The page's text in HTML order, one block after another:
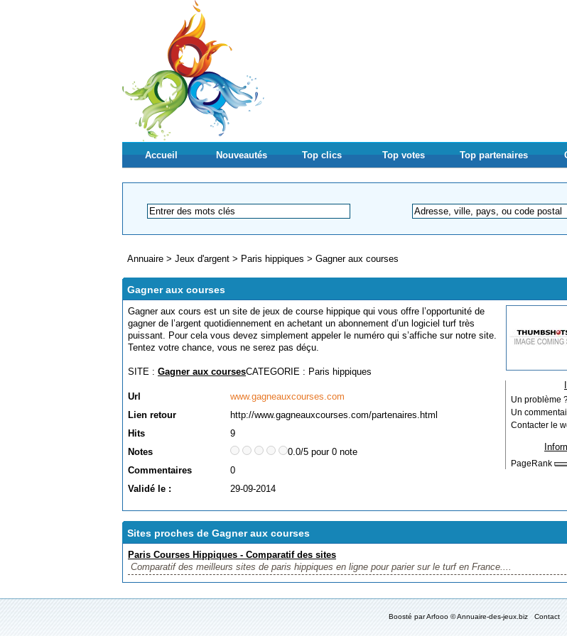
Accueil Nouveautés Top clics Top votes Top partenaires
Annuaire > Jeux d'argent > Paris hippiques > Gagner aux courses
Gagner aux courses
Gagner aux cours est un site de jeux de course hippique qui vous offre l’opportunité de
gagner de l’argent quotidiennement en achetant un abonnement d’un logiciel turf très
puissant. Pour cela vous devez simplement appeler le numéro qui s’affiche sur notre site.
Tentez votre chance, vous ne serez pas déçu.
SITE : Gagner aux coursesCATEGORIE : Paris hippiques
Url
www.gagneauxcourses.com
Lien retour
http://www.gagneauxcourses.com/partenaires.html
Hits
9
Notes
0.0/5 pour 0 note
Commentaires
0
Validé le :
29-09-2014
Un problème
Un
Contacter le
PageRank
Sites proches de Gagner aux courses
Paris Courses Hippiques - Comparatif des sites
Comparatif des meilleurs sites de paris hippiques en ligne pour parier sur le turf en France....
Boosté parArfooo © Annuaire-des-jeux.biz Contact